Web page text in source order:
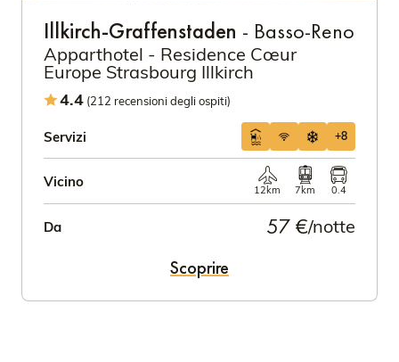
Illkirch-Graffenstaden - Basso-Reno
Apparthotel - Residence Cœur
Europe Strasbourg Illkirch
4.4 (212 recensioni degli ospiti)
Servizi +8
Vicino
12km 7km 0.4
Da 57 €/notte
Scoprire